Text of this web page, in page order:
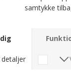
tidløse polo fra Signal.